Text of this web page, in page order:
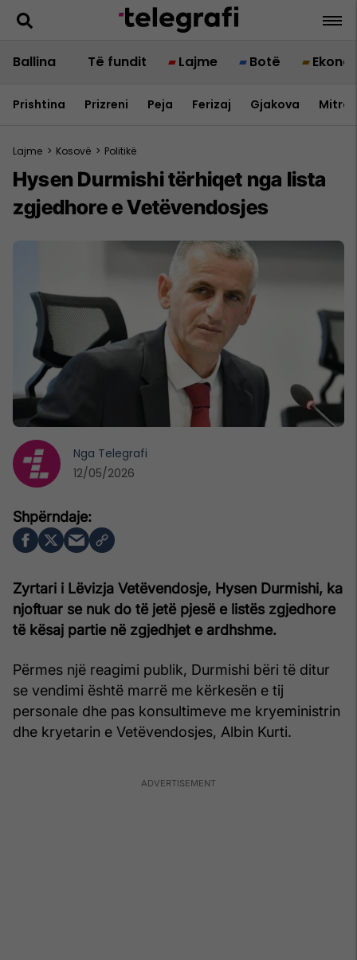
Ballina Të fundit Lajme Botë
Prishtina Prizreni Peja Ferizaj Gjakova
Lajme > Kosovë > Politikë
Hysen Durmishi tërhiqet nga lista
zgjedhore e Vetëvendosjes
Zyrtari i Lëvizja Vetëvendosje, Hysen Durmishi, ka
njoftuar se nuk do të jetë pjesë e listës zgjedhore
të kësaj partie në zgjedhjet e ardhshme.
Përmes një reagimi publik, Durmishi bëri të ditur
se vendimi është marrë me kërkesën e tij
personale dhe pas konsultimeve me kryeministrin
dhe kryetarin e Vetëvendosjes, Albin Kurti.
Nga Telegrafi
12/05/2026